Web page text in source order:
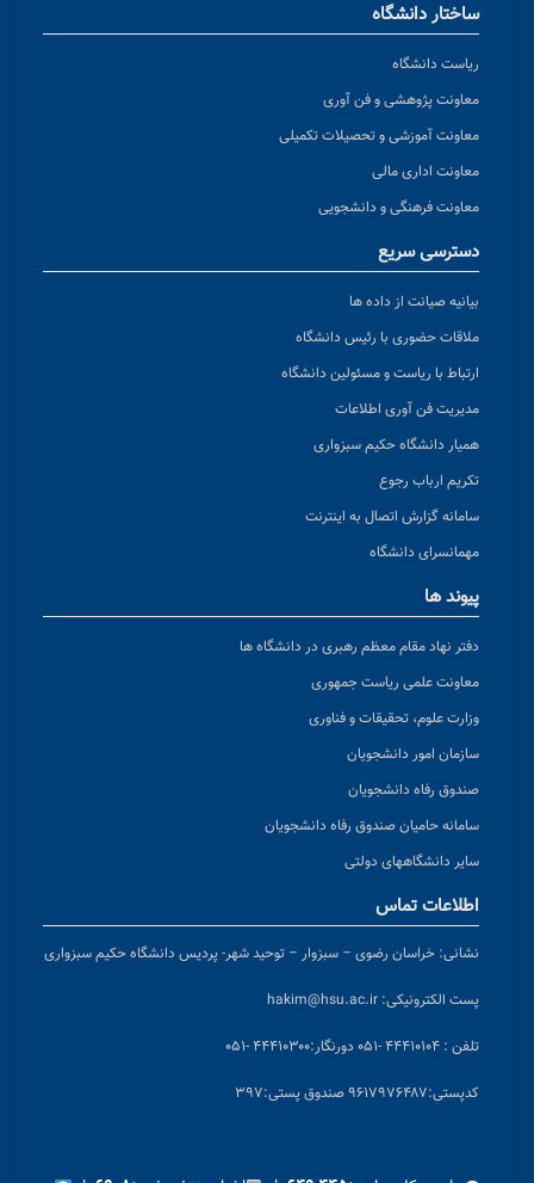
ساختار دانشگاه
ریاست دانشگاه
معاونت پژوهشی و فن آوری
معاونت آموزشی و تحصیلات تکمیلی
معاونت اداری مالی
معاونت فرهنگی و دانشجویی
دسترسی سریع
بیانیه صیانت از داده ها
ملاقات حضوری با رئیس دانشگاه
ارتباط با ریاست و مسئولین دانشگاه
مدیریت فن آوری اطلاعات
همیار دانشگاه حکیم سبزواری
تکریم ارباب رجوع
سامانه گزارش اتصال به اینترنت
مهمانسرای دانشگاه
پیوند ها
دفتر نهاد مقام معظم رهبری در دانشگاه ها
معاونت علمی ریاست جمهوری
وزارت علوم، تحقیقات و فناوری
سازمان امور دانشجویان
صندوق رفاه دانشجویان
سامانه حامیان صندوق رفاه دانشجویان
سایر دانشگاههای دولتی
اطلاعات تماس
نشانی: خراسان رضوی – سبزوار – توحید شهر- پردیس دانشگاه حکیم سبزواری
پست الکترونیکی: hakim@hsu.ac.ir
تلفن : ۴۴۴۱۰۱۰۴ -۰۵۱ دورنگار:۴۴۴۱۰۳۰۰ -۰۵۱
کدپستی:۹۶۱۷۹۷۶۴۸۷ صندوق پستی:۳۹۷